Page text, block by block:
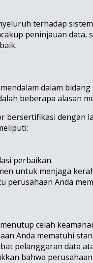
terhadap
peninjauan
dalam
beberapa alasan
bersertifikasi dengan
perbaikan.
untuk menjaga
perusahaan Anda
celah
Anda mematuhi
pelanggaran data
bahwa